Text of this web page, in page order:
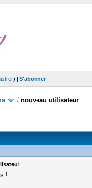
) |S'abonner
/nouveau utilisateur
!